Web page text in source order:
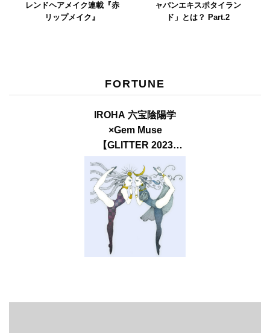
レンドヘアメイク連載『赤
リップメイク』
ャパンエキスポタイラン
ド」とは？ Part.2
FORTUNE
IROHA 六宝陰陽学
×Gem Muse
【GLITTER 2023
SUMMER issue】